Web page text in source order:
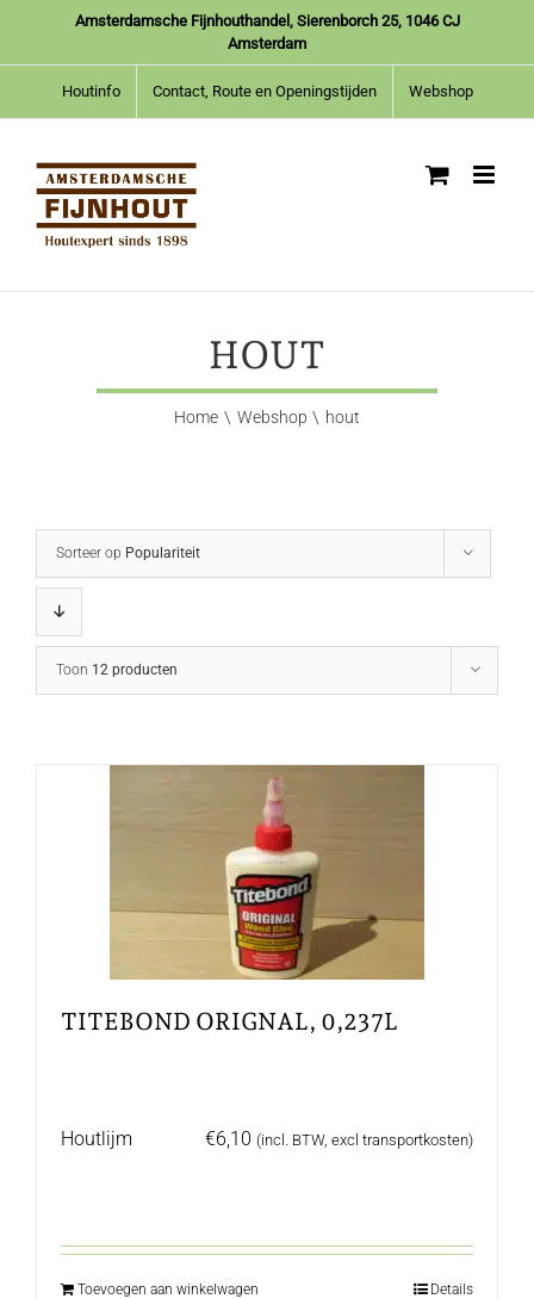
inhoud
Amsterdamsche Fijnhouthandel, Sierenborch 25, 1046 CJ
Amsterdam
Houtinfo Contact, Route en Openingstijden Webshop
HOUT
Home Webshop hout
Sorteer op Populariteit
Toon 12 producten
TITEBOND ORIGNAL, 0,237L
Houtlijm €6,10 (incl. BTW, excl transportkosten)
Toevoegen aan winkelwagen Details